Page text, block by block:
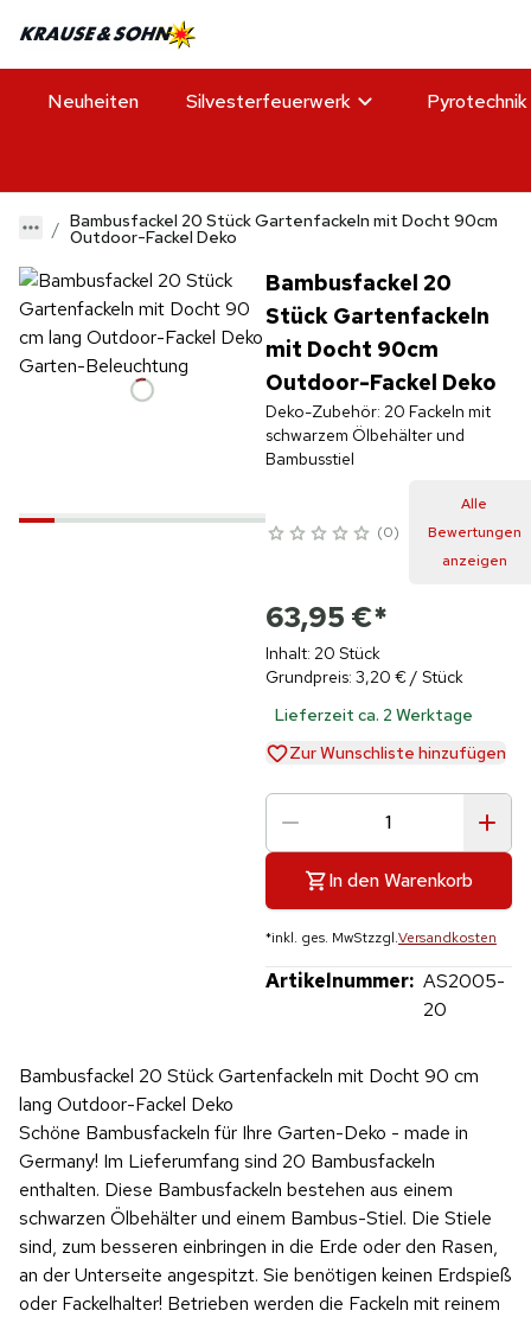
Neuheiten Silvesterfeuerwerk Pyrotechnik
Bambusfackel 20 Stück Gartenfackeln mit Docht 90cm
Outdoor-Fackel Deko
Bambusfackel 20
Stück Gartenfackeln
mit Docht 90cm
Outdoor-Fackel Deko
Deko-Zubehör: 20 Fackeln mit
schwarzem Ölbehälter und
Bambusstiel
0
Alle
Bewertungen
anzeigen
63,95 €*
Inhalt: 20 Stück
Grundpreis: 3,20 € / Stück
Lieferzeit ca. 2 Werktage
Zur Wunschliste hinzufügen
In den Warenkorb
*inkl. ges. MwStzzgl.Versandkosten
Artikelnummer: AS2005-
20
Bambusfackel 20 Stück Gartenfackeln mit Docht 90 cm
lang Outdoor-Fackel Deko
Schöne Bambusfackeln für Ihre Garten-Deko - made in
Germany! Im Lieferumfang sind 20 Bambusfackeln
enthalten. Diese Bambusfackeln bestehen aus einem
schwarzen Ölbehälter und einem Bambus-Stiel. Die Stiele
sind, zum besseren einbringen in die Erde oder den Rasen,
an der Unterseite angespitzt. Sie benötigen keinen Erdspieß
oder Fackelhalter! Betrieben werden die Fackeln mit reinem